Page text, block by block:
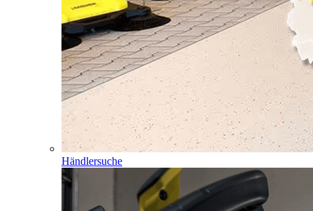
Händlersuche